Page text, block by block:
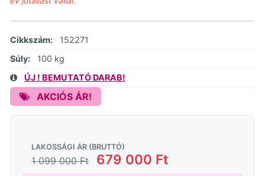
Cikkszám:
152271
Súly:
100 kg
ÚJ ! BEMUTATÓ DARAB!
AKCIÓS ÁR!
LAKOSSÁGI ÁR (BRUTTÓ)
1 099 000 Ft 679 000 Ft